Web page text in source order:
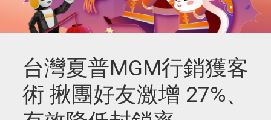
台灣夏普MGM行銷獲客
術 揪團好友激增 27%、